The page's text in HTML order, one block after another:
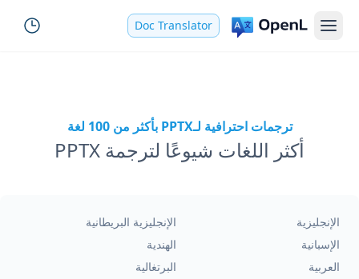
Doc Translator
ترجمات احترافية لـPPTX بأكثر من 100 لغة
أكثر اللغات شيوعًا لترجمة PPTX
الإنجليزية
الإنجليزية البريطانية
الإسبانية
الهندية
العربية
البرتغالية